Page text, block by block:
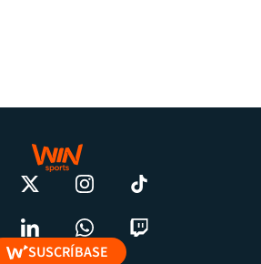
SUSCRÍBASE